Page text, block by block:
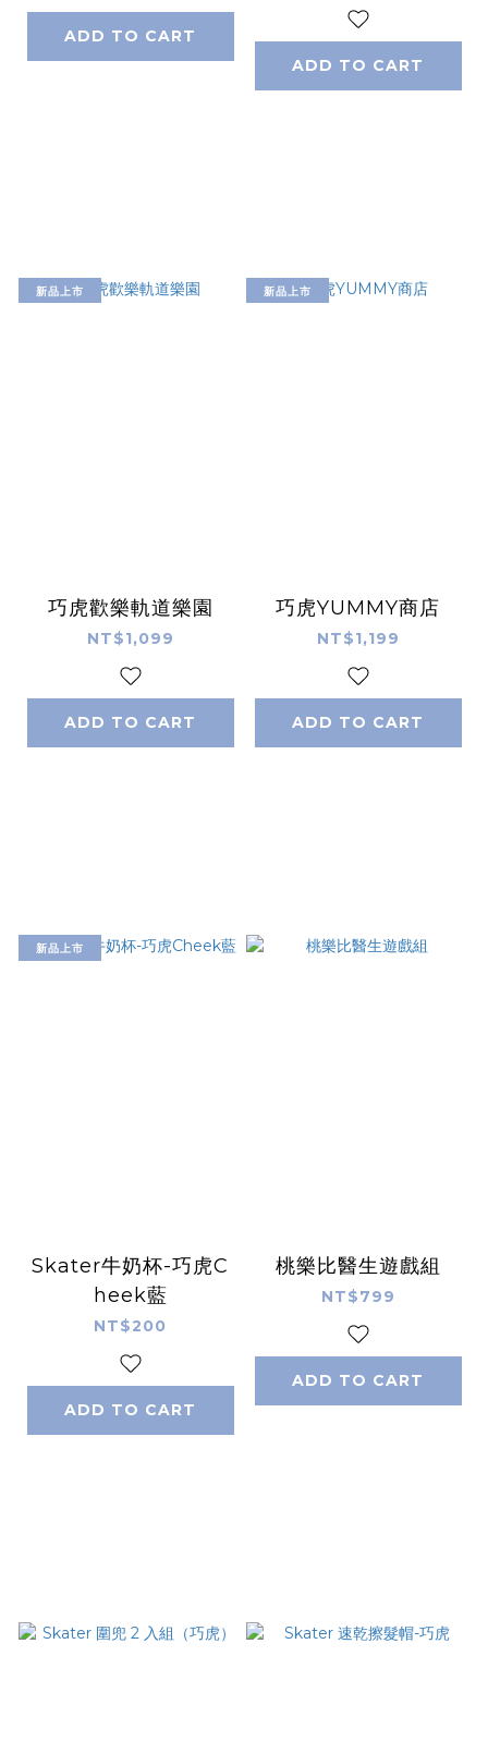
ADD TO CART
ADD TO CART
新品上市
巧虎歡樂軌道樂園
NT$1,099
ADD TO CART
新品上市
巧虎YUMMY商店
NT$1,199
ADD TO CART
新品上市
Skater牛奶杯-巧虎C
heek藍
NT$200
ADD TO CART
桃樂比醫生遊戲組
NT$799
ADD TO CART